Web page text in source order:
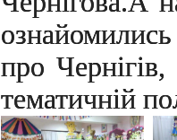
про Чернігів,
тематичній